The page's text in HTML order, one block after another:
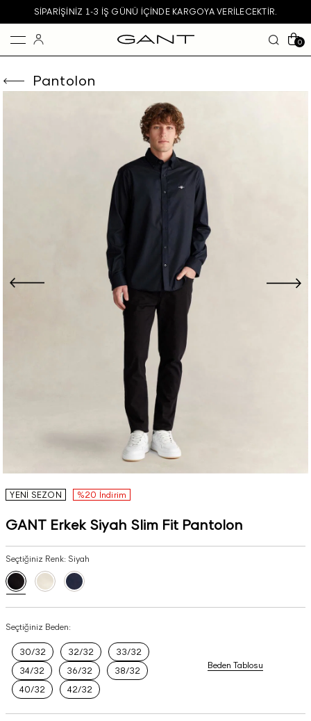
SIPARIŞINIZ 1-3 IŞ GÜNÜ IÇINDE KARGOYA VERILECEKTIR.
0
Pantolon
YENİ SEZON %20 İndirim
GANT Erkek Siyah Slim Fit Pantolon
Seçtiğiniz Renk: Siyah
Seçtiğiniz Beden:
30/32 32/32
33/32
34/32
36/32
38/32
40/32
42/32
Beden Tablosu